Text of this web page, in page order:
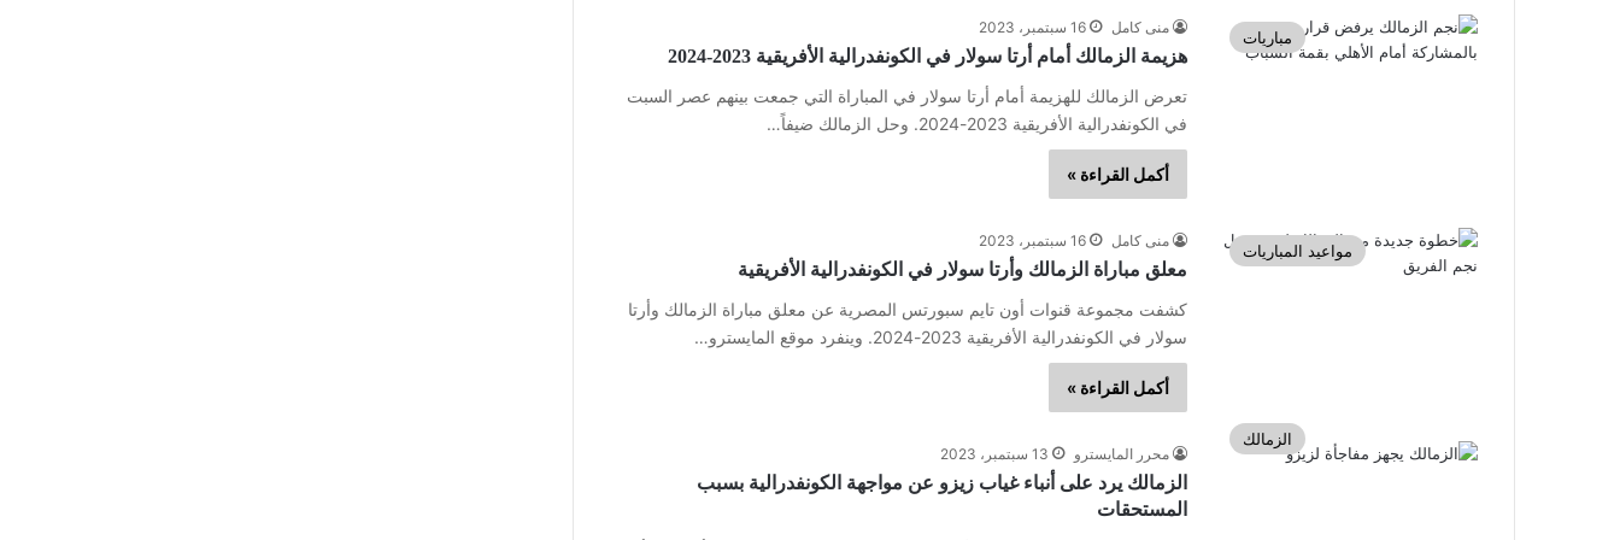
مباريات
منى كامل 16 سبتمبر، 2023
هزيمة الزمالك أمام أرتا سولار في الكونفدرالية الأفريقية 2023-2024
تعرض الزمالك للهزيمة أمام أرتا سولار في المباراة التي جمعت بينهم عصر السبت
في الكونفدرالية الأفريقية 2023-2024. وحل الزمالك ضيفاً…
أكمل القراءة »
مواعيد المباريات
منى كامل 16 سبتمبر، 2023
معلق مباراة الزمالك وأرتا سولار في الكونفدرالية الأفريقية
كشفت مجموعة قنوات أون تايم سبورتس المصرية عن معلق مباراة الزمالك وأرتا
سولار في الكونفدرالية الأفريقية 2023-2024. وينفرد موقع المايسترو…
أكمل القراءة »
الزمالك
محرر المايسترو 13 سبتمبر، 2023
الزمالك يرد على أنباء غياب زيزو عن مواجهة الكونفدرالية بسبب
المستحقات